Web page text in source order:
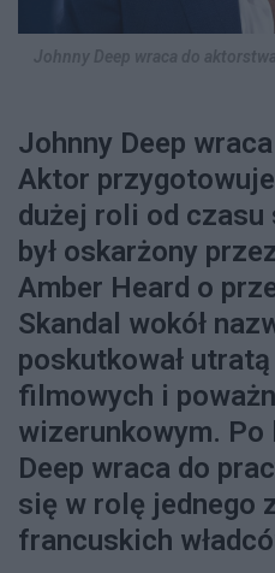
Johnny Deep
Aktor
dużej roli od czasu
był oskarżony
Amber Heard o
Skandal wokół
poskutkował
filmowych i
wizerunkowym. Po
Deep wraca do
się w rolę jednego
francuskich